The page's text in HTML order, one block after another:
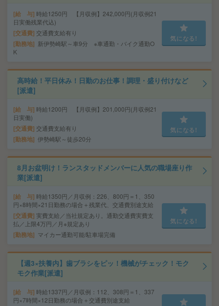
給 与 時給1250円 【月収例】242,000円(月収例21
日実働残業代込)
交通費 交通費支給有り
勤務地
新伊勢崎駅～車9分 ※車通勤・バイク通勤O
K
気になる!
高時給！平日休み！日勤のお仕事！調理・盛り付けなど
[派遣]
給 与 時給1200円 【月収例】201,000円(月収例21
日実働)
交通費 交通費支給有り
勤務地 伊勢崎駅～徒歩20分
気になる!
8月お盆明け！ランスタッドメンバーに人気の職場座り作
業[派遣]
給 与 時給1350円／月収例：226、800円＝1、350
円×8時間×21日勤務の場合＋残業代、交通費別途支給
交通費 実費支給／当社規定あり。通勤交通費実費支
払／上限4万円／月※規定あり
勤務地 マイカー通勤可能/駐車場完備
気になる!
【週3×扶養内】歯ブラシをピッ！機械がチェック！モク
モク作業[派遣]
給 与 時給1337円／月収例：112、308円＝1、337
円×7時間×12日勤務の場合＋交通費別途支給